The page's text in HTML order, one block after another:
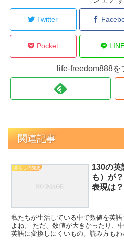
Twitter
Pocket
life-freedom888を
関連記事
暮らしの知恵
130の英
も）が
表現は？
私たちが生活している中で数値を英
よね。 ただ、数値が大きかったり、
英語に変換しにくいもの。読み方もわ